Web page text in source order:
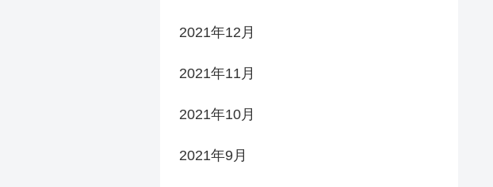
2021年12月
2021年11月
2021年10月
2021年9月